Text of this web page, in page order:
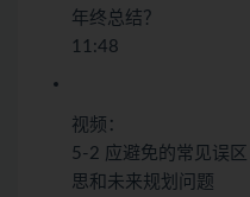
年终总结？
11:48
视频：
5-2 应避免的常见误
思和未来规划问题